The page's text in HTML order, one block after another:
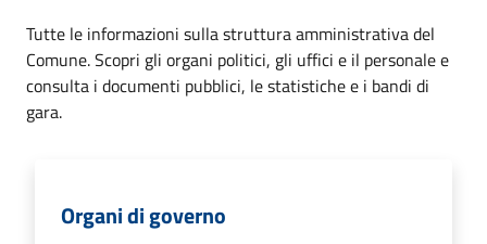
Tutte le informazioni sulla struttura amministrativa del
Comune. Scopri gli organi politici, gli uffici e il personale e
consulta i documenti pubblici, le statistiche e i bandi di
gara.
Organi di governo